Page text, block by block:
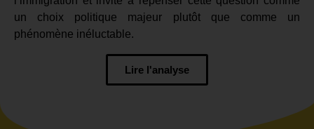
un choix politique majeur plutôt que comme un
phénomène inéluctable.
Lire l'analyse